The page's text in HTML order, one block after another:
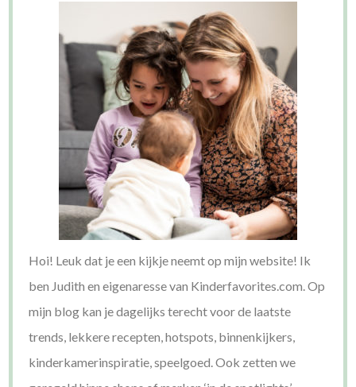
Hoi! Leuk dat je een kijkje neemt op mijn website! Ik
ben Judith en eigenaresse van Kinderfavorites.com. Op
mijn blog kan je dagelijks terecht voor de laatste
trends, lekkere recepten, hotspots, binnenkijkers,
kinderkamerinspiratie, speelgoed. Ook zetten we